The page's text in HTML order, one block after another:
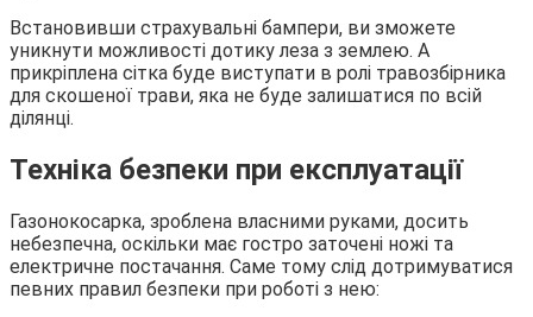
Встановивши страхувальні бампери, ви зможете
уникнути можливості дотику леза з землею. А
прикріплена сітка буде виступати в ролі травозбірника
для скошеної трави, яка не буде залишатися по всій
ділянці.
Техніка безпеки при експлуатації
Газонокосарка, зроблена власними руками, досить
небезпечна, оскільки має гостро заточені ножі та
електричне постачання. Саме тому слід дотримуватися
певних правил безпеки при роботі з нею: